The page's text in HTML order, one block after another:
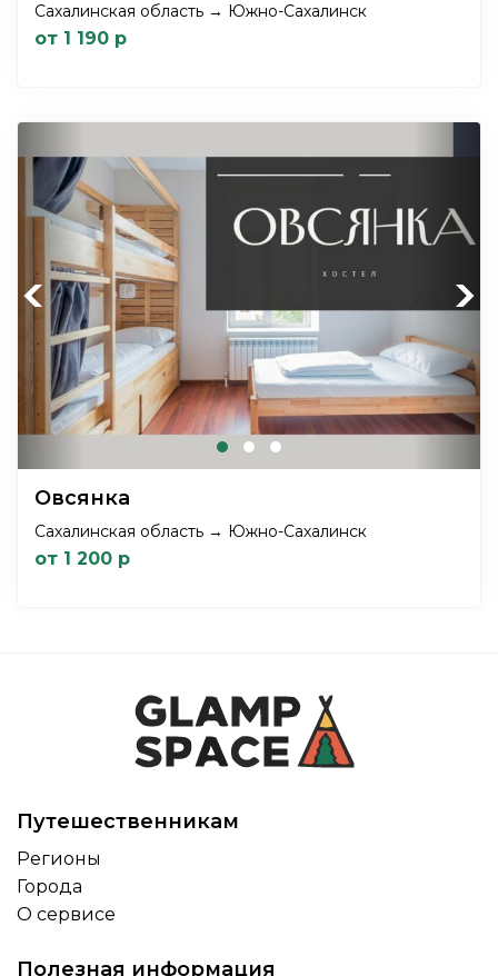
Сахалинская область → Южно-Сахалинск
от 1 190 р
Previous Next
Овсянка
Сахалинская область → Южно-Сахалинск
от 1 200 р
Путешественникам
Регионы
Города
О сервисе
Полезная информация